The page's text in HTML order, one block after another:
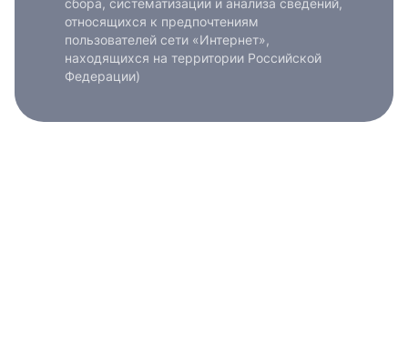
сбора, систематизации и анализа сведений,
относящихся к предпочтениям
пользователей сети «Интернет»,
находящихся на территории Российской
Федерации)